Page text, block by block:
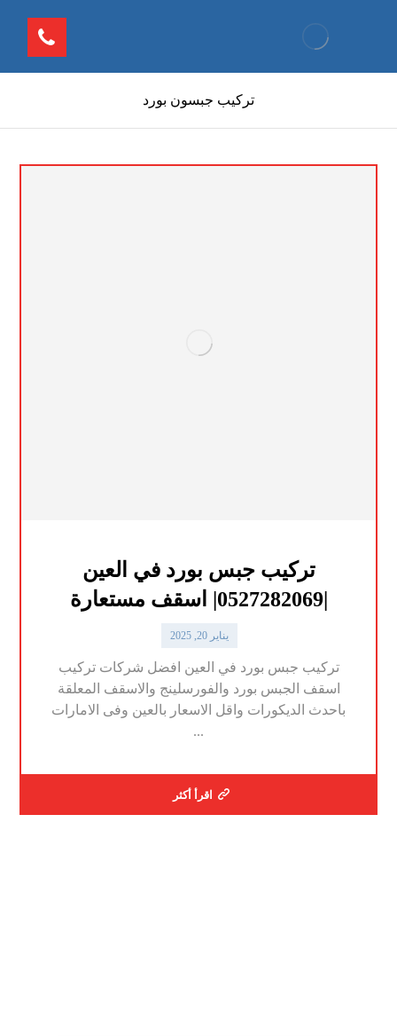
تركيب جبسون بورد
تركيب جبس بورد في العين
|0527282069| اسقف مستعارة
يناير 20, 2025
تركيب جبس بورد في العين افضل شركات تركيب
اسقف الجبس بورد والفورسلينج والاسقف المعلقة
باحدث الديكورات واقل الاسعار بالعين وفى الامارات
...
اقرأ أكثر